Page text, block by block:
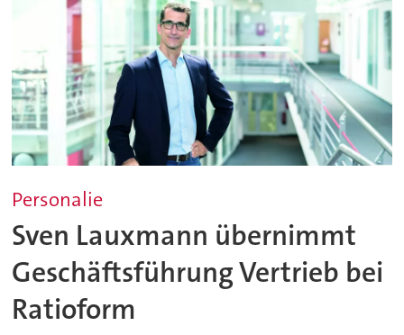
Personalie
Sven Lauxmann übernimmt
Geschäftsführung Vertrieb bei
Ratioform